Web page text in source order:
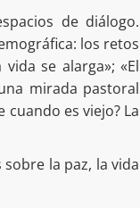
de diálogo.
los retos
se alarga»; «El
mirada pastoral
es viejo? La
la paz, la vida